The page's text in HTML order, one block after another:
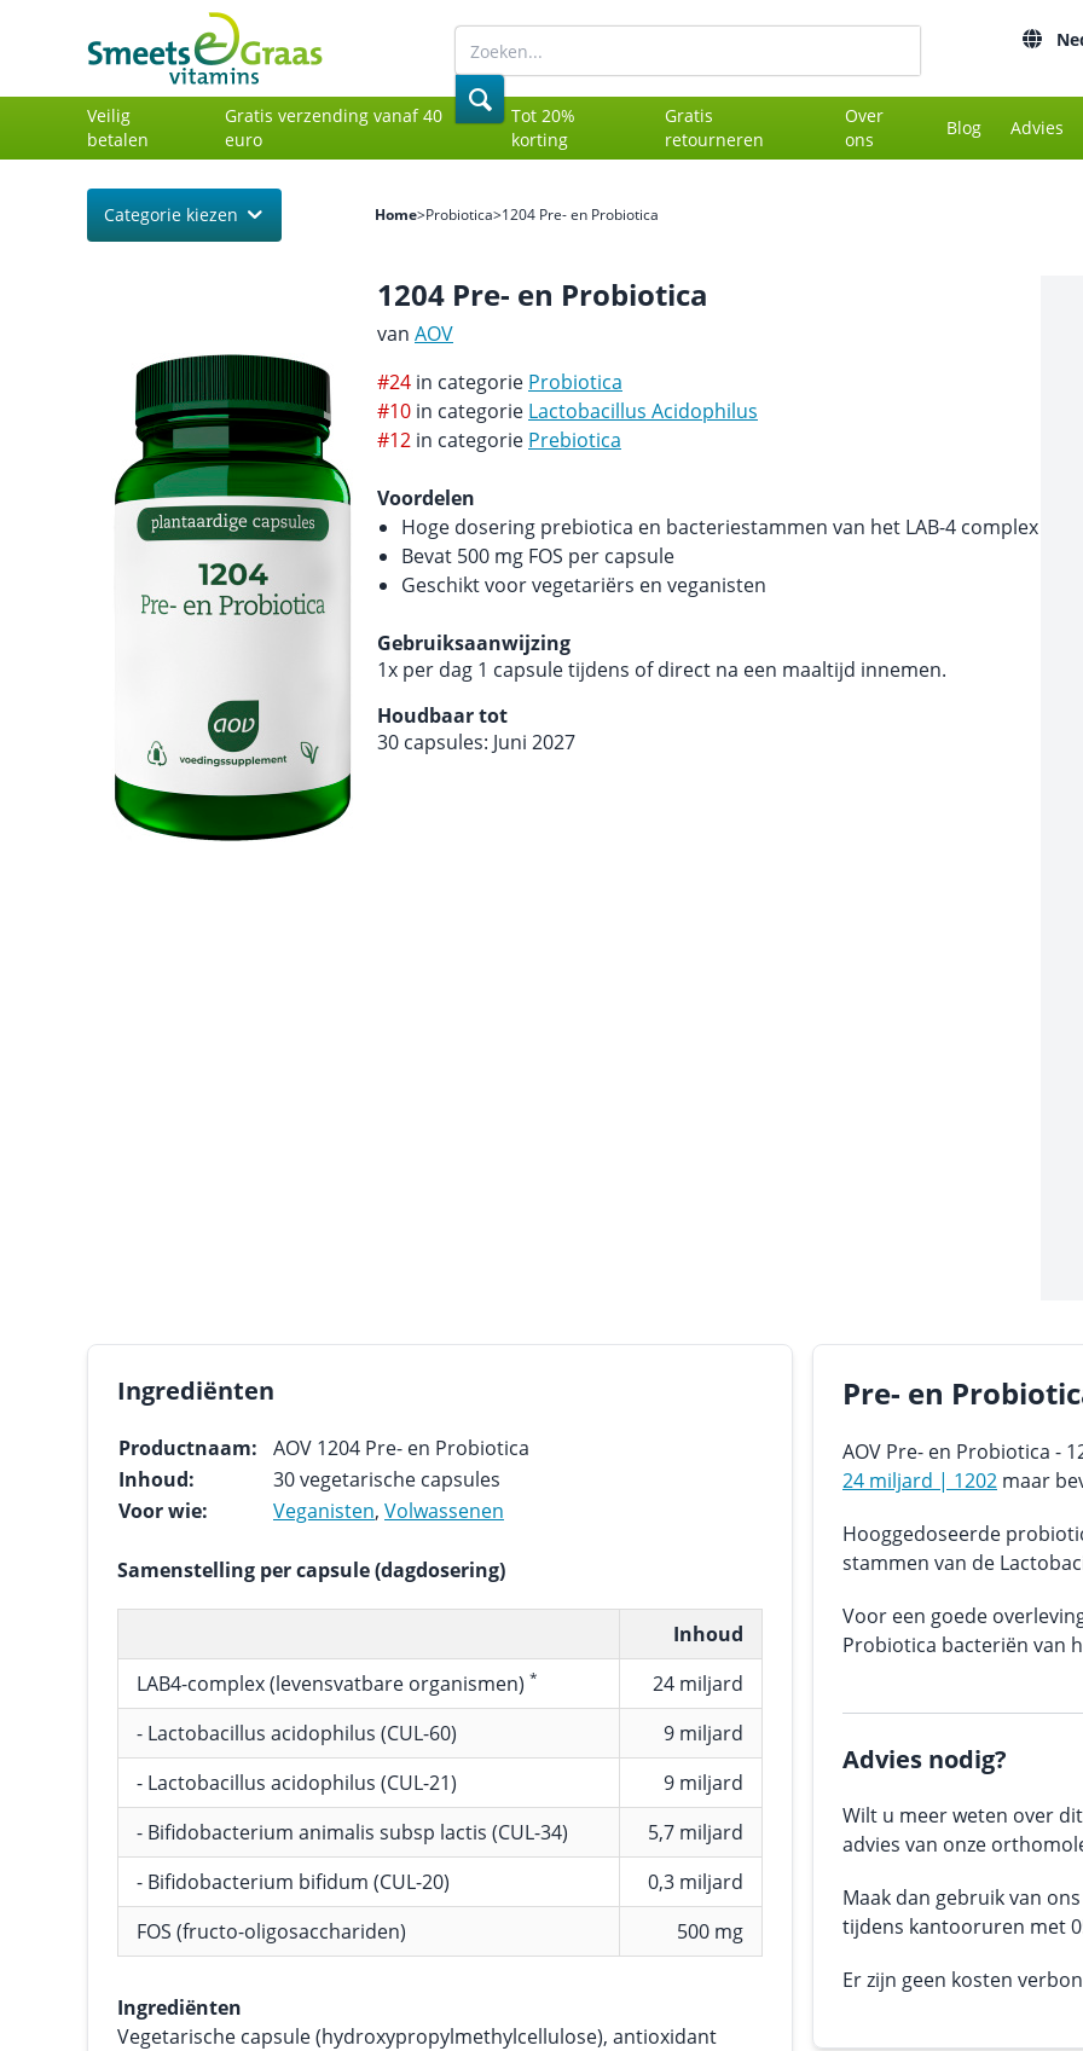
Veilig
betalen
Gratis verzending vanaf 40
euro
Tot 20%
korting
Gratis
retourneren
Over
ons
Blog Advies
Categorie kiezen Home>Probiotica>1204 Pre- en Probiotica
1204 Pre- en Probiotica
van AOV
#24 in categorie Probiotica
#10 in categorie Lactobacillus Acidophilus
#12 in categorie Prebiotica
Voordelen
Hoge dosering prebiotica en bacteriestammen van het LAB-4 complex
Bevat 500 mg FOS per capsule
Geschikt voor vegetariërs en veganisten
Gebruiksaanwijzing
1x per dag 1 capsule tijdens of direct na een maaltijd innemen.
Houdbaar tot
30 capsules: Juni 2027
Ingrediënten
Productnaam:
AOV 1204 Pre- en Probiotica
Inhoud:
30 vegetarische capsules
Voor wie:
Veganisten, Volwassenen
Samenstelling per capsule (dagdosering)
Inhoud
LAB4-complex (levensvatbare organismen) *
24 miljard
- Lactobacillus acidophilus (CUL-60)
9 miljard
- Lactobacillus acidophilus (CUL-21)
9 miljard
- Bifidobacterium animalis subsp lactis (CUL-34)
5,7 miljard
- Bifidobacterium bifidum (CUL-20)
0,3 miljard
FOS (fructo-oligosacchariden)
500 mg
Ingrediënten
Vegetarische capsule (hydroxypropylmethylcellulose), antioxidant
Pre- en
AOV Pre- en Probiotica -
24 miljard | 1202 maar
Hooggedoseerde
stammen van de
Voor een goede
Probiotica bacteriën van
Advies nodig?
Wilt u meer weten over
advies van onze
Maak dan gebruik van ons
tijdens kantooruren met
Er zijn geen kosten